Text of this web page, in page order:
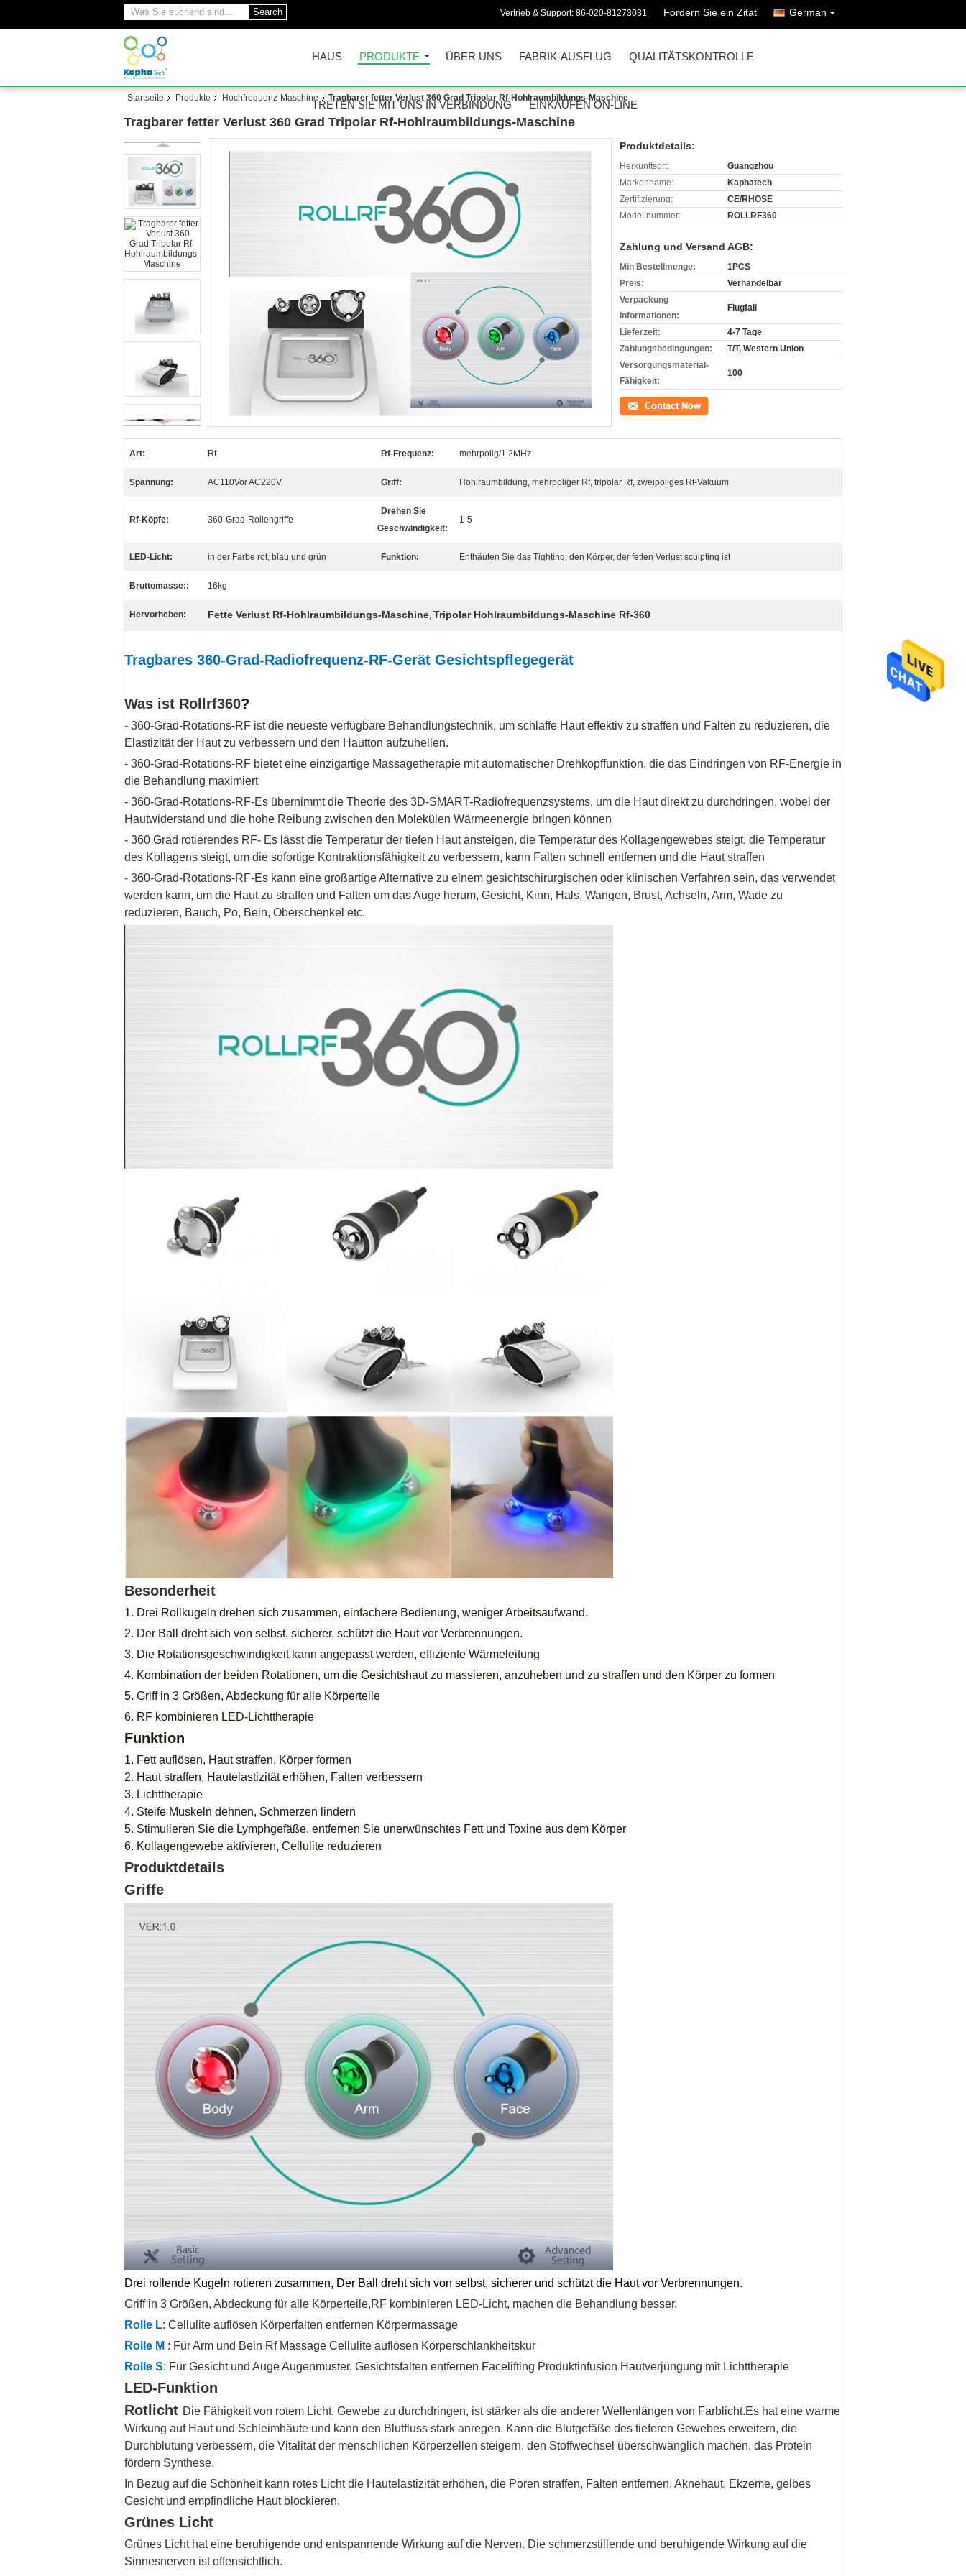
Search Vertrieb & Support: 86-020-81273031 Fordern Sie ein Zitat German
HAUS PRODUKTE ÜBER UNS FABRIK-AUSFLUG QUALITÄTSKONTROLLE
TRETEN SIE MIT UNS IN VERBINDUNG EINKAUFEN ON-LINE
Startseite Produkte Hochfrequenz-Maschine Tragbarer fetter Verlust 360 Grad Tripolar Rf-Hohlraumbildungs-Maschine
Tragbarer fetter Verlust 360 Grad Tripolar Rf-Hohlraumbildungs-Maschine
Produktdetails:
Herkunftsort:
Guangzhou
Markenname:
Kaphatech
Zertifizierung:
CE/RHOSE
Modellnummer:
ROLLRF360
Zahlung und Versand AGB:
Min Bestellmenge:
1PCS
Preis:
Verhandelbar
Verpackung
Informationen:
Flugfall
Lieferzeit:
4-7 Tage
Zahlungsbedingungen:
T/T, Western Union
Versorgungsmaterial-
Fähigkeit:
100
Kontakt
Art: Rf Rf-Frequenz: mehrpolig/1.2MHz
Spannung: AC110Vor AC220V Griff: Hohlraumbildung, mehrpoliger Rf, tripolar Rf, zweipoliges Rf-Vakuum
Rf-Köpfe: 360-Grad-Rollengriffe
Drehen Sie
Geschwindigkeit:
1-5
LED-Licht: in der Farbe rot, blau und grün Funktion: Enthäuten Sie das Tighting, den Körper, der fetten Verlust sculpting ist
Bruttomasse:: 16kg
Hervorheben: Fette Verlust Rf-Hohlraumbildungs-Maschine, Tripolar Hohlraumbildungs-Maschine Rf-360
Tragbares 360-Grad-Radiofrequenz-RF-Gerät Gesichtspflegegerät
Was ist Rollrf360?
- 360-Grad-Rotations-RF ist die neueste verfügbare Behandlungstechnik, um schlaffe Haut effektiv zu straffen und Falten zu reduzieren, die
Elastizität der Haut zu verbessern und den Hautton aufzuhellen.
- 360-Grad-Rotations-RF bietet eine einzigartige Massagetherapie mit automatischer Drehkopffunktion, die das Eindringen von RF-Energie in
die Behandlung maximiert
- 360-Grad-Rotations-RF-Es übernimmt die Theorie des 3D-SMART-Radiofrequenzsystems, um die Haut direkt zu durchdringen, wobei der
Hautwiderstand und die hohe Reibung zwischen den Molekülen Wärmeenergie bringen können
- 360 Grad rotierendes RF- Es lässt die Temperatur der tiefen Haut ansteigen, die Temperatur des Kollagengewebes steigt, die Temperatur
des Kollagens steigt, um die sofortige Kontraktionsfähigkeit zu verbessern, kann Falten schnell entfernen und die Haut straffen
- 360-Grad-Rotations-RF-Es kann eine großartige Alternative zu einem gesichtschirurgischen oder klinischen Verfahren sein, das verwendet
werden kann, um die Haut zu straffen und Falten um das Auge herum, Gesicht, Kinn, Hals, Wangen, Brust, Achseln, Arm, Wade zu
reduzieren, Bauch, Po, Bein, Oberschenkel etc.
Besonderheit
1. Drei Rollkugeln drehen sich zusammen, einfachere Bedienung, weniger Arbeitsaufwand.
2. Der Ball dreht sich von selbst, sicherer, schützt die Haut vor Verbrennungen.
3. Die Rotationsgeschwindigkeit kann angepasst werden, effiziente Wärmeleitung
4. Kombination der beiden Rotationen, um die Gesichtshaut zu massieren, anzuheben und zu straffen und den Körper zu formen
5. Griff in 3 Größen, Abdeckung für alle Körperteile
6. RF kombinieren LED-Lichttherapie
Funktion
1. Fett auflösen, Haut straffen, Körper formen
2. Haut straffen, Hautelastizität erhöhen, Falten verbessern
3. Lichttherapie
4. Steife Muskeln dehnen, Schmerzen lindern
5. Stimulieren Sie die Lymphgefäße, entfernen Sie unerwünschtes Fett und Toxine aus dem Körper
6. Kollagengewebe aktivieren, Cellulite reduzieren
Produktdetails
Griffe
Drei rollende Kugeln rotieren zusammen, Der Ball dreht sich von selbst, sicherer und schützt die Haut vor Verbrennungen.
Griff in 3 Größen, Abdeckung für alle Körperteile,RF kombinieren LED-Licht, machen die Behandlung besser.
Rolle L: Cellulite auflösen Körperfalten entfernen Körpermassage
Rolle M : Für Arm und Bein Rf Massage Cellulite auflösen Körperschlankheitskur
Rolle S: Für Gesicht und Auge Augenmuster, Gesichtsfalten entfernen Facelifting Produktinfusion Hautverjüngung mit Lichttherapie
LED-Funktion
Rotlicht Die Fähigkeit von rotem Licht, Gewebe zu durchdringen, ist stärker als die anderer Wellenlängen von Farblicht.Es hat eine warme
Wirkung auf Haut und Schleimhäute und kann den Blutfluss stark anregen. Kann die Blutgefäße des tieferen Gewebes erweitern, die
Durchblutung verbessern, die Vitalität der menschlichen Körperzellen steigern, den Stoffwechsel überschwänglich machen, das Protein
fördern Synthese.
In Bezug auf die Schönheit kann rotes Licht die Hautelastizität erhöhen, die Poren straffen, Falten entfernen, Aknehaut, Ekzeme, gelbes
Gesicht und empfindliche Haut blockieren.
Grünes Licht
Grünes Licht hat eine beruhigende und entspannende Wirkung auf die Nerven. Die schmerzstillende und beruhigende Wirkung auf die
Sinnesnerven ist offensichtlich.